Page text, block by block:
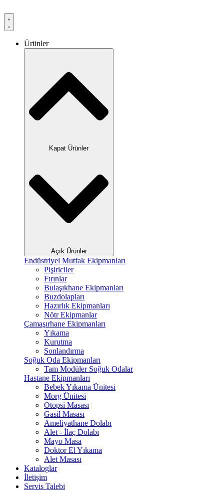
Ürünler
Kapat Ürünler
Açık Ürünler
Endüstriyel Mutfak Ekipmanları
Pişiriciler
Fırınlar
Bulaşıkhane Ekipmanları
Buzdolapları
Hazırlık Ekipmanları
Nötr Ekipmanlar
Çamaşırhane Ekipmanları
Yıkama
Kurutma
Sonlandırma
Soğuk Oda Ekipmanları
Tam Modüler Soğuk Odalar
Hastane Ekipmanları
Bebek Yıkama Ünitesi
Morg Ünitesi
Otopsi Masası
Gasil Masası
Ameliyathane Dolabı
Alet - İlaç Dolabı
Mayo Masa
Doktor El Yıkama
Alet Masası
Kataloglar
İletişim
Servis Talebi